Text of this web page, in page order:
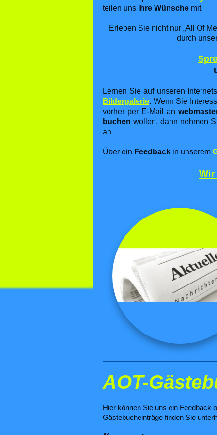
teilen uns
Ihre Wünsche mit.
Erleben Sie nicht nur „All Of
durch
Lernen Sie auf unseren
Bildergalerie. Wenn Sie
vorher per E-Mail an
buchen wollen, dann nehmen
an.
Über ein Feedback in unserem
Wir
AOT-
Hier können Sie uns ein Feedback
Gästebucheinträge finden Sie